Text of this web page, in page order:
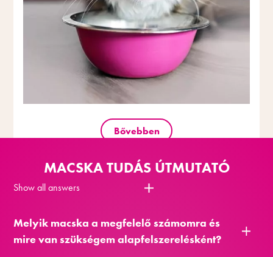
Bővebben
MACSKA TUDÁS ÚTMUTATÓ
Show all answers
Melyik macska a megfelelő számomra és
mire van szükségem alapfelszerelésként?